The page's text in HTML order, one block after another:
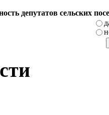
депутатов сельских